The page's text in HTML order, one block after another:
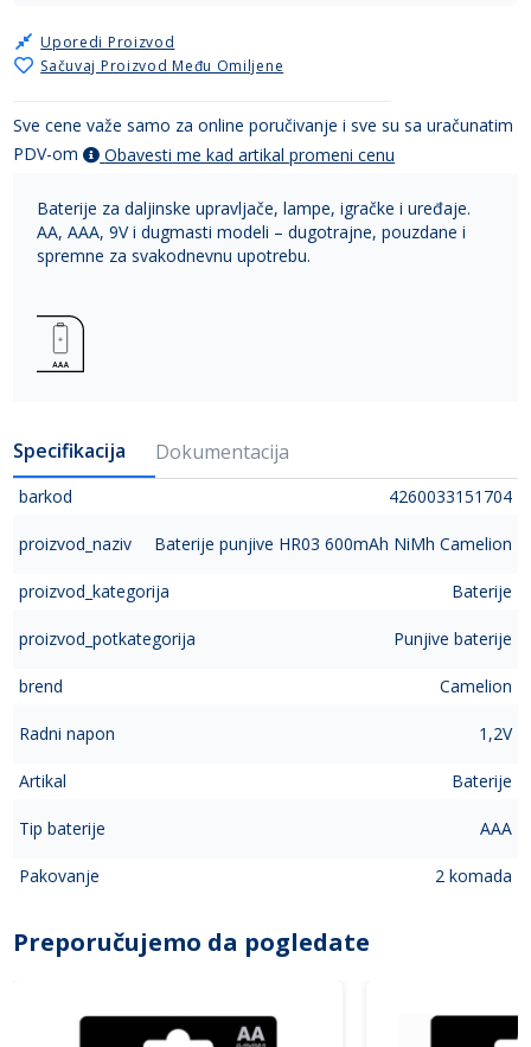
Sačuvaj Proizvod Među Omiljene
Uporedi Proizvod
Sve cene važe samo za online poručivanje i sve su sa uračunatim
PDV-om
Obavesti me kad artikal promeni cenu
Baterije za daljinske upravljače, lampe, igračke i uređaje.
AA, AAA, 9V i dugmasti modeli – dugotrajne, pouzdane i
spremne za svakodnevnu upotrebu.
Specifikacija Dokumentacija
barkod 4260033151704
proizvod_naziv Baterije punjive HR03 600mAh NiMh Camelion
proizvod_kategorija Baterije
proizvod_potkategorija Punjive baterije
brend Camelion
Radni napon 1,2V
Artikal Baterije
Tip baterije AAA
Pakovanje 2 komada
Preporučujemo da pogledate